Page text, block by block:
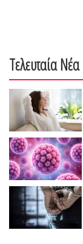
Τελευταία Νέα